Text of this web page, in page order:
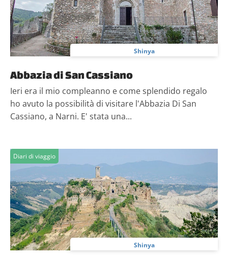
pubblicità e social media, i quali potrebbero combinarle
con altre informazioni che hai fornito loro o che hanno
raccolto dal tuo utilizzo dei loro servizi.
Shinya
Abbazia di San Cassiano
Ieri era il mio compleanno e come splendido regalo
ho avuto la possibilità di visitare l'Abbazia Di San
Cassiano, a Narni. E' stata una...
Diari di viaggio
Shinya